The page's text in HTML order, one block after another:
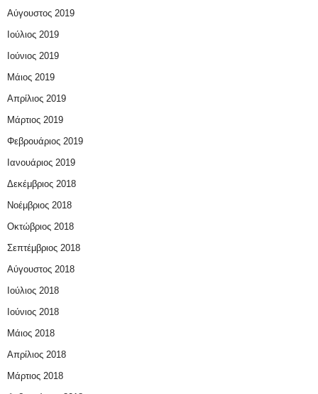
Αύγουστος 2019
Ιούλιος 2019
Ιούνιος 2019
Μάιος 2019
Απρίλιος 2019
Μάρτιος 2019
Φεβρουάριος 2019
Ιανουάριος 2019
Δεκέμβριος 2018
Νοέμβριος 2018
Οκτώβριος 2018
Σεπτέμβριος 2018
Αύγουστος 2018
Ιούλιος 2018
Ιούνιος 2018
Μάιος 2018
Απρίλιος 2018
Μάρτιος 2018